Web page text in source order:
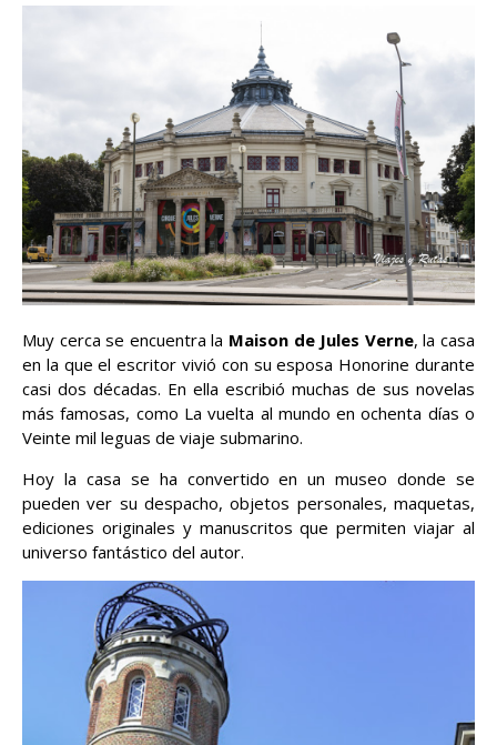
Muy cerca se encuentra la Maison de Jules Verne, la casa
en la que el escritor vivió con su esposa Honorine durante
casi dos décadas. En ella escribió muchas de sus novelas
más famosas, como La vuelta al mundo en ochenta días o
Veinte mil leguas de viaje submarino.
Hoy la casa se ha convertido en un museo donde se
pueden ver su despacho, objetos personales, maquetas,
ediciones originales y manuscritos que permiten viajar al
universo fantástico del autor.